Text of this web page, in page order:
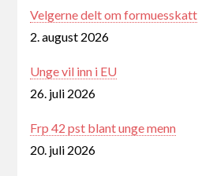
Velgerne delt om formuesskatt
2. august 2026
Unge vil inn i EU
26. juli 2026
Frp 42 pst blant unge menn
20. juli 2026